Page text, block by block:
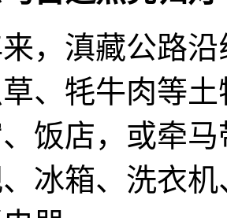
滇藏公路沿
、牦牛肉等
饭店，或牵
、冰箱、洗衣